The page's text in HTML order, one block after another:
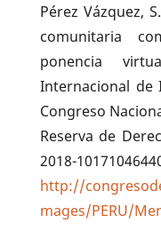
Pérez Vázquez,
comunitaria
ponencia
Internacional de
Congreso
Reserva de
2018-
http://
mages/PERU/